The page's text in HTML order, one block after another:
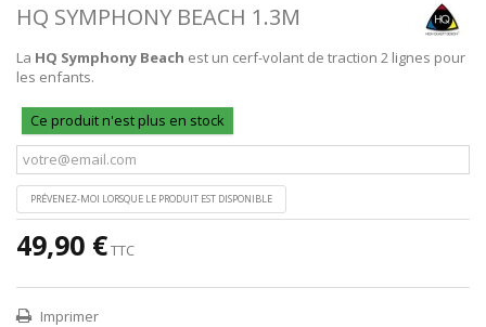
HQ SYMPHONY BEACH 1.3M
La HQ Symphony Beach est un cerf-volant de traction 2 lignes pour
les enfants.
Ce produit n'est plus en stock
PRÉVENEZ-MOI LORSQUE LE PRODUIT EST DISPONIBLE
49,90 €TTC
Imprimer